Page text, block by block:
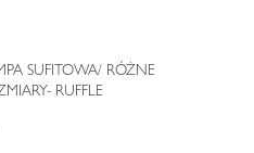
SUFITOWA/ RÓŻNE
RUFFLE